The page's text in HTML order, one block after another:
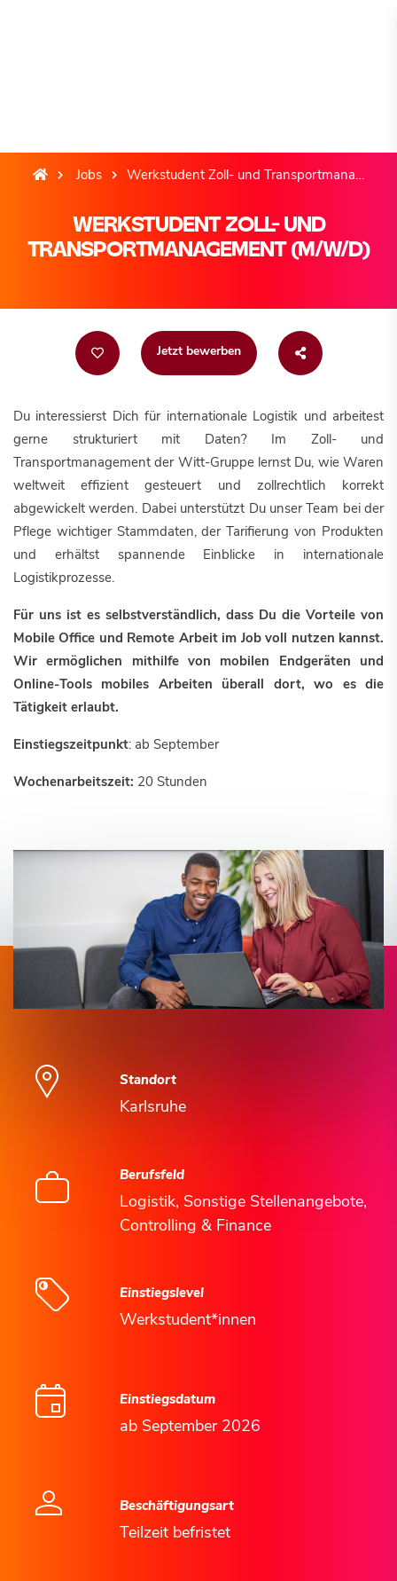
Jobs Werkstudent Zoll- und Transportmanagement (m/w/d)
WERKSTUDENT ZOLL- UND
TRANSPORTMANAGEMENT (M/W/D)
Jetzt bewerben
Du interessierst Dich für internationale Logistik und arbeitest
gerne strukturiert mit Daten? Im Zoll- und
Transportmanagement der Witt-Gruppe lernst Du, wie Waren
weltweit effizient gesteuert und zollrechtlich korrekt
abgewickelt werden. Dabei unterstützt Du unser Team bei der
Pflege wichtiger Stammdaten, der Tarifierung von Produkten
und erhältst spannende Einblicke in internationale
Logistikprozesse.
Für uns ist es selbstverständlich, dass Du die Vorteile von
Mobile Office und Remote Arbeit im Job voll nutzen kannst.
Wir ermöglichen mithilfe von mobilen Endgeräten und
Online-Tools mobiles Arbeiten überall dort, wo es die
Tätigkeit erlaubt.
Einstiegszeitpunkt: ab September
Wochenarbeitszeit: 20 Stunden
Standort
Karlsruhe
Berufsfeld
Logistik, Sonstige Stellenangebote,
Controlling & Finance
Einstiegslevel
Werkstudent*innen
Einstiegsdatum
ab September 2026
Beschäftigungsart
Teilzeit befristet